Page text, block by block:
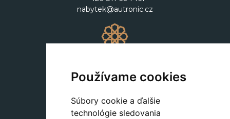
Používame cookies
Súbory cookie a ďalšie
technológie sledovania
nabytek@autronic.cz
+420 311 604 182
dekorace@autronic.cz